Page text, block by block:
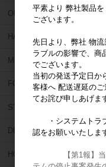
OBUTURA SPARTAN (オブ
HAHNENKRATT (ハーネン
MIRROR GEAR (ミラーギア)
FORUM (フォーラム)
STAR DENTAL (スターデン
DEN TOUCH (デンタッチ)
HORICO (ホリコ)
平素より 弊社製品
ございます。
先日より、弊社 物
ラブルの影響で、商
でございます。
当初の発送予定日か
客様へ 配送遅延の
てお詫び申しあげま
・システムトラブ
認をお願いいたしま
【第1報】